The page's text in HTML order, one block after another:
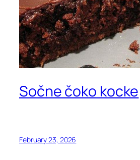
Sočne čoko kocke
February 23, 2026